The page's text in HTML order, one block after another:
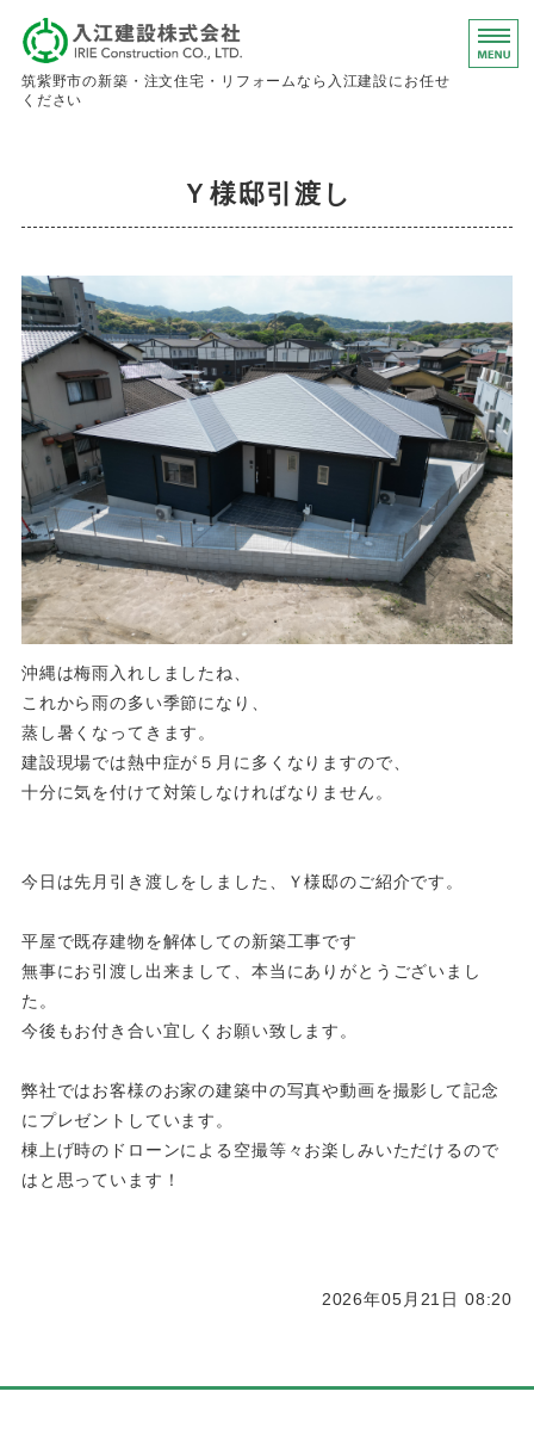
入江建設株
筑紫野市の新築・注文住宅・リフォームなら入江建設にお任せ
ください
お問い合わせ
求人情報
Ｙ様邸引渡し
沖縄は梅雨入れしましたね、
これから雨の多い季節になり、
蒸し暑くなってきます。
建設現場では熱中症が５月に多くなりますので、
十分に気を付けて対策しなければなりません。
今日は先月引き渡しをしました、Ｙ様邸のご紹介です。
平屋で既存建物を解体しての新築工事です
無事にお引渡し出来まして、本当にありがとうございまし
た。
今後もお付き合い宜しくお願い致します。
弊社ではお客様のお家の建築中の写真や動画を撮影して記念
にプレゼントしています。
棟上げ時のドローンによる空撮等々お楽しみいただけるので
はと思っています！
2026年05月21日 08:20